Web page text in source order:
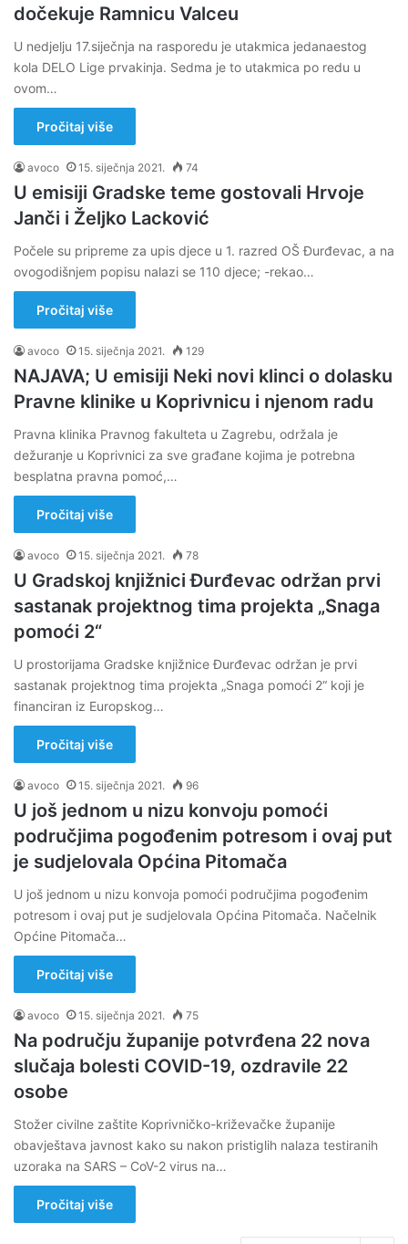
dočekuje Ramnicu Valceu
U nedjelju 17.siječnja na rasporedu je utakmica jedanaestog
kola DELO Lige prvakinja. Sedma je to utakmica po redu u
ovom…
Pročitaj više
avoco 15. siječnja 2021. 74
U emisiji Gradske teme gostovali Hrvoje
Janči i Željko Lacković
Počele su pripreme za upis djece u 1. razred OŠ Đurđevac, a na
ovogodišnjem popisu nalazi se 110 djece; -rekao…
Pročitaj više
avoco 15. siječnja 2021. 129
NAJAVA; U emisiji Neki novi klinci o dolasku
Pravne klinike u Koprivnicu i njenom radu
Pravna klinika Pravnog fakulteta u Zagrebu, održala je
dežuranje u Koprivnici za sve građane kojima je potrebna
besplatna pravna pomoć,…
Pročitaj više
avoco 15. siječnja 2021. 78
U Gradskoj knjižnici Đurđevac održan prvi
sastanak projektnog tima projekta „Snaga
pomoći 2“
U prostorijama Gradske knjižnice Đurđevac održan je prvi
sastanak projektnog tima projekta „Snaga pomoći 2“ koji je
financiran iz Europskog…
Pročitaj više
avoco 15. siječnja 2021. 96
U još jednom u nizu konvoju pomoći
područjima pogođenim potresom i ovaj put
je sudjelovala Općina Pitomača
U još jednom u nizu konvoja pomoći područjima pogođenim
potresom i ovaj put je sudjelovala Općina Pitomača. Načelnik
Općine Pitomača…
Pročitaj više
avoco 15. siječnja 2021. 75
Na području županije potvrđena 22 nova
slučaja bolesti COVID-19, ozdravile 22
osobe
Stožer civilne zaštite Koprivničko-križevačke županije
obavještava javnost kako su nakon pristiglih nalaza testiranih
uzoraka na SARS – CoV-2 virus na…
Pročitaj više